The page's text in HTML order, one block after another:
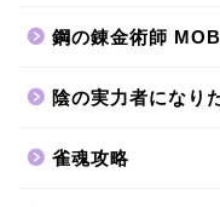
鋼の錬金術師
陰の実力者になり
雀魂攻略